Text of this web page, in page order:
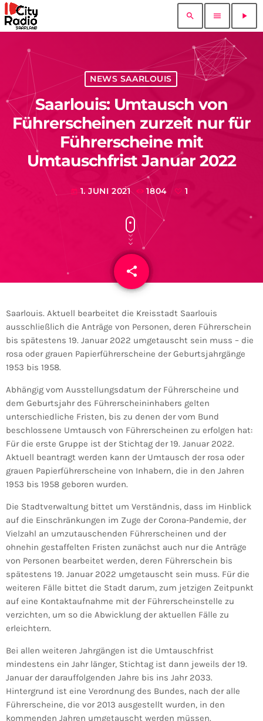
search menu play_arrow
NEWS SAARLOUIS
Saarlouis: Umtausch von
Führerscheinen zurzeit nur für
Führerscheine mit
Umtauschfrist Januar 2022
today 1. JUNI 2021 1804 1
share
email
Saarlouis. Aktuell bearbeitet die Kreisstadt Saarlouis
ausschließlich die Anträge von Personen, deren Führerschein
bis spätestens 19. Januar 2022 umgetauscht sein muss – die
rosa oder grauen Papierführerscheine der Geburtsjahrgänge
1953 bis 1958.
Abhängig vom Ausstellungsdatum der Führerscheine und
dem Geburtsjahr des Führerscheininhabers gelten
unterschiedliche Fristen, bis zu denen der vom Bund
beschlossene Umtausch von Führerscheinen zu erfolgen hat:
Für die erste Gruppe ist der Stichtag der 19. Januar 2022.
Aktuell beantragt werden kann der Umtausch der rosa oder
grauen Papierführerscheine von Inhabern, die in den Jahren
1953 bis 1958 geboren wurden.
Die Stadtverwaltung bittet um Verständnis, dass im Hinblick
auf die Einschränkungen im Zuge der Corona-Pandemie, der
Vielzahl an umzutauschenden Führerscheinen und der
ohnehin gestaffelten Fristen zunächst auch nur die Anträge
von Personen bearbeitet werden, deren Führerschein bis
spätestens 19. Januar 2022 umgetauscht sein muss. Für die
weiteren Fälle bittet die Stadt darum, zum jetzigen Zeitpunkt
auf eine Kontaktaufnahme mit der Führerscheinstelle zu
verzichten, um so die Abwicklung der aktuellen Fälle zu
erleichtern.
Bei allen weiteren Jahrgängen ist die Umtauschfrist
mindestens ein Jahr länger, Stichtag ist dann jeweils der 19.
Januar der darauffolgenden Jahre bis ins Jahr 2033.
Hintergrund ist eine Verordnung des Bundes, nach der alle
Führerscheine, die vor 2013 ausgestellt wurden, in den
kommenden Jahren umgetauscht werden müssen.